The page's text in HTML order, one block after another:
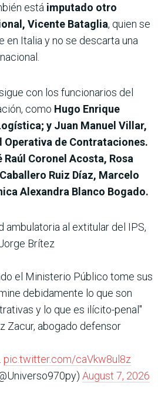
está imputado otro
Vicente Bataglia, quien se
en Italia y no se descarta una
con los funcionarios del
como Hugo Enrique
y Juan Manuel Villar,
Operativa de Contrataciones.
Raúl Coronel Acosta, Rosa
Ruiz Díaz, Marcelo
Alexandra Blanco Bogado.
ambulatoria al extitular del IPS,
Brítez
el Ministerio Público tome sus
debidamente lo que son
y lo que es ilícito-penal"
Zacur, abogado defensor
pic.twitter.com/caVkw8ul8z
August 7, 2026